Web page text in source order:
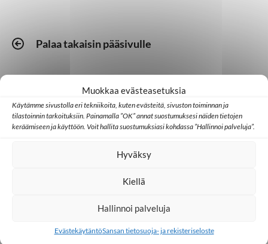
Muokkaa evästeasetuksia
Käytämme sivustolla eri tekniikoita, kuten evästeitä, sivuston toiminnan ja
tilastoinnin tarkoituksiin. Painamalla ”OK” annat suostumuksesi näiden tietojen
keräämiseen ja käyttöön. Voit hallita suostumuksiasi kohdassa ”Hallinnoi palveluja”.
Hyväksy
Kiellä
Hallinnoi palveluja
EvästekäytäntöSansan tietosuoja- ja rekisteriseloste
Palaa takaisin pääsivulle
Medialähetyspäivät Seurakunta
Vielä on kesäjuhlia
jäljellä! Medialähetyspäivät Lempäälässä 21.–
julistaminen